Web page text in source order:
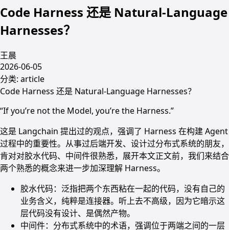
Code Harness 还是 Natural-Language
Harnesses？
王晨
2026-06-05
分类: article
Code Harness 还是 Natural-Language Harnesses？
“If you’re not the Model, you’re the Harness.”
这是 Langchain 提出过的观点，强调了 Harness 在构建 Agent
过程中的重要性。从事过后端开发、设计过分布式系统的朋友，
肯对对胶水代码、中间件很熟悉，展开本文正文前，我们来结合
两个熟悉的概念来进一步加深理解 Harness。
胶水代码：泛指把两个东西粘在一起的代码，没有自己的
业务含义，纯粹是连接器。听上去不高级，因为它暗示这
层代码没有设计、是偶然产物。
中间件：分布式系统中的术语，强调位于两端之间的一层